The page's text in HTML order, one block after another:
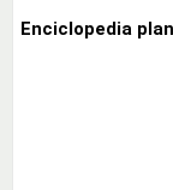
Enciclopedia